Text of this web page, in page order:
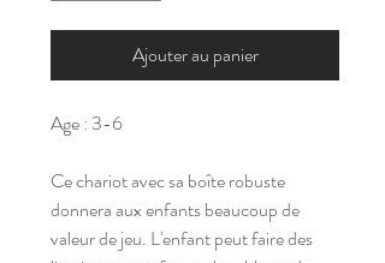
Ajouter au panier
Age : 3-6
Ce chariot avec sa boîte robuste
donnera aux enfants beaucoup de
valeur de jeu. L'enfant peut faire des